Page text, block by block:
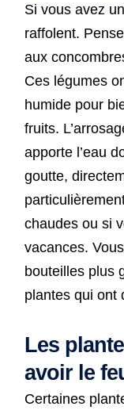
Si vous avez
raffolent.
aux
Ces légumes
humide pour
fruits.
apporte l’eau
goutte,
chaudes ou si
vacances.
bouteilles plus
plantes qui ont
Les
avoir le
Certaines